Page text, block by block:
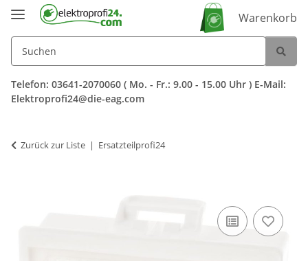
Warenkorb
Telefon: 03641-2070060 ( Mo. - Fr.: 9.00 - 15.00 Uhr ) E-Mail:
Elektroprofi24@die-eag.com
Zurück zur Liste Ersatzteilprofi24